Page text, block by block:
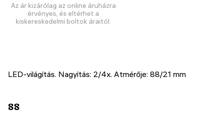
Az ár kizárólag az online áruházra
érvényes, és eltérhet a
kiskereskedelmi boltok áraitól.
LED-világítás. Nagyítás: 2/4x. Atmérője: 88/21 mm
88